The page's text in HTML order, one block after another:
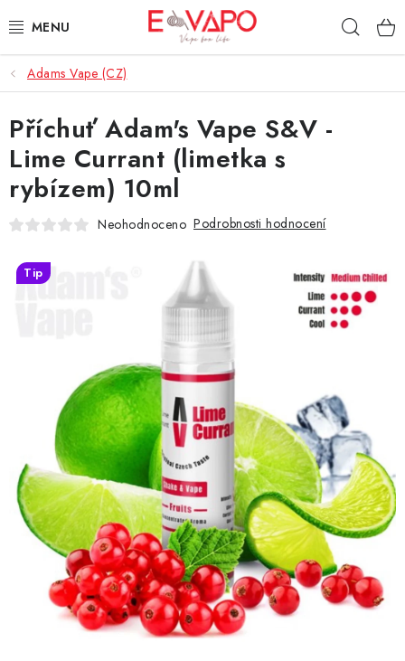
na
3D TISK
TIPY ZA DOBROU CENU
AROMATA A PŘÍCHUTĚ
BÁZE
E-LIQUIDY
NIKOTINOVÉ SÁČKY
DÁRKOVÉ VOUCHERY
ATOMIZÉRY A CARTRIDGE
DIY
BATERIE A NABÍJEČKY
GRIPY & MODY
JEDNORÁZOVÉ A DOBÍJECÍ E-CIGARETY
Adams Vape (CZ)
Příchuť Adam's Vape S&V -
Lime Currant (limetka s
rybízem) 10ml
Neohodnoceno Podrobnosti hodnocení
Tip